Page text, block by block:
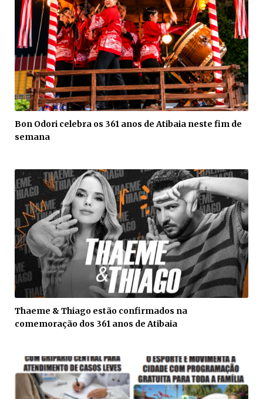
Bon Odori celebra os 361 anos de Atibaia neste fim de
semana
Thaeme & Thiago estão confirmados na
comemoração dos 361 anos de Atibaia